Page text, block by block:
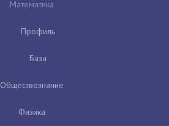
Математика
Профиль
База
Обществознание
Физика